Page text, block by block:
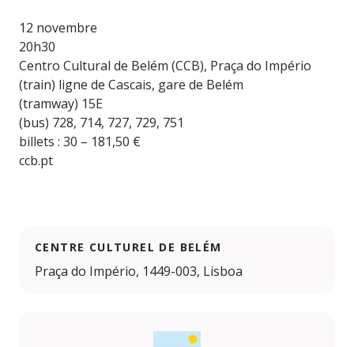
12 novembre
20h30
Centro Cultural de Belém (CCB), Praça do Império
(train) ligne de Cascais, gare de Belém
(tramway) 15E
(bus) 728, 714, 727, 729, 751
billets : 30 – 181,50 €
ccb.pt
CENTRE CULTUREL DE BELÉM
Praça do Império, 1449-003, Lisboa